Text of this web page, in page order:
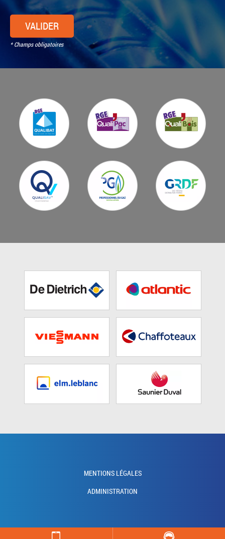
VALIDER
* Champs obligatoires
MENTIONS LÉGALES
ADMINISTRATION